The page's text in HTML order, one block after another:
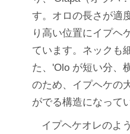
す。オロの長さが適
り高い位置にイプヘ
ています。ネックも
た、'Olo が短い分、
のため、イプヘケの
がでる構造になって
イプヘケオレのよ